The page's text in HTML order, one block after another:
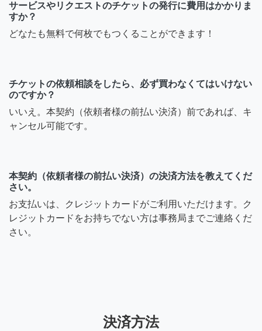
サービスやリクエストのチケットの発行に費用はかかりま
すか？
どなたも無料で何枚でもつくることができます！
チケットの依頼相談をしたら、必ず買わなくてはいけない
のですか？
いいえ。本契約（依頼者様の前払い決済）前であれば、キ
ャンセル可能です。
本契約（依頼者様の前払い決済）の決済方法を教えてくだ
さい。
お支払いは、クレジットカードがご利用いただけます。ク
レジットカードをお持ちでない方は事務局までご連絡くだ
さい。
決済方法